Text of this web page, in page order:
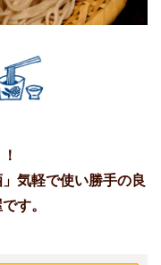
気軽で使い勝手の良
す。